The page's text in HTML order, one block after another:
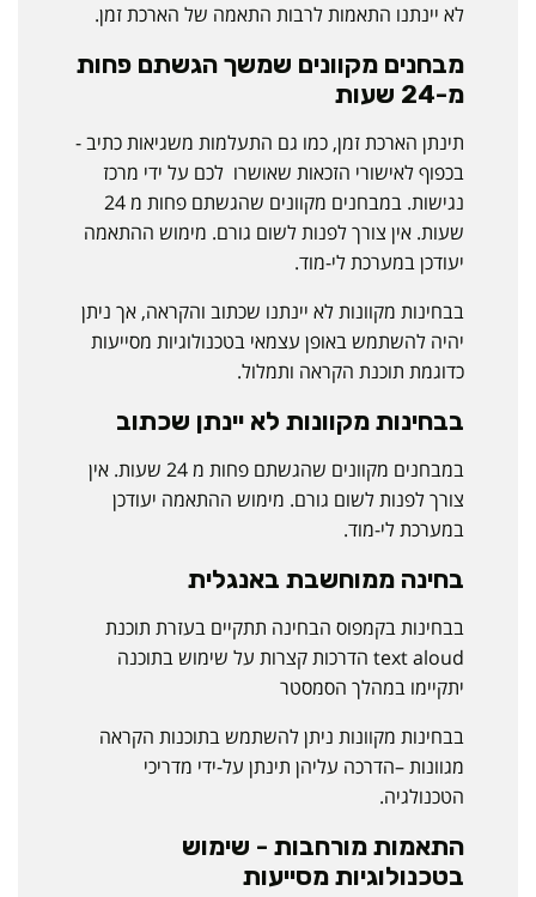
לא יינתנו התאמות לרבות התאמה של הארכת זמן.
מבחנים מקוונים שמשך הגשתם פחות
מ-24 שעות
תינתן הארכת זמן, כמו גם התעלמות משגיאות כתיב -
בכפוף לאישורי הזכאות שאושרו לכם על ידי מרכז
נגישות. במבחנים מקוונים שהגשתם פחות מ 24
שעות. אין צורך לפנות לשום גורם. מימוש ההתאמה
יעודכן במערכת לי-מוד.
בבחינות מקוונות לא יינתנו שכתוב והקראה, אך ניתן
יהיה להשתמש באופן עצמאי בטכנולוגיות מסייעות
כדוגמת תוכנת הקראה ותמלול.
בבחינות מקוונות לא יינתן שכתוב
במבחנים מקוונים שהגשתם פחות מ 24 שעות. אין
צורך לפנות לשום גורם. מימוש ההתאמה יעודכן
במערכת לי-מוד.
בחינה ממוחשבת באנגלית
בבחינות בקמפוס הבחינה תתקיים בעזרת תוכנת
text aloud הדרכות קצרות על שימוש בתוכנה
יתקיימו במהלך הסמסטר
בבחינות מקוונות ניתן להשתמש בתוכנות הקראה
מגוונות –הדרכה עליהן תינתן על-ידי מדריכי
הטכנולגיה.
התאמות מורחבות - שימוש
בטכנולוגיות מסייעות